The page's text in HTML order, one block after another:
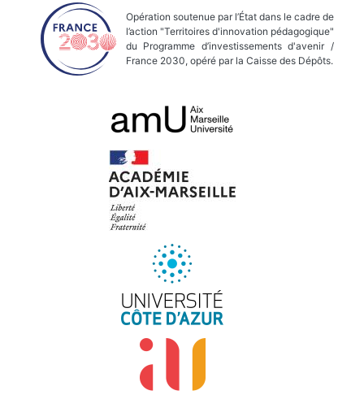
Opération soutenue par l’État dans le cadre de
l’action "Territoires d'innovation pédagogique"
du Programme d’investissements d'avenir /
France 2030, opéré par la Caisse des Dépôts.